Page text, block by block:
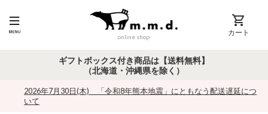
online shop カート
ギフトボックス付き商品は【送料無料】
（北海道・沖縄県を除く）
2026年7月30日(木) 「令和8年熊本地震」にともなう配送遅延につ
いて